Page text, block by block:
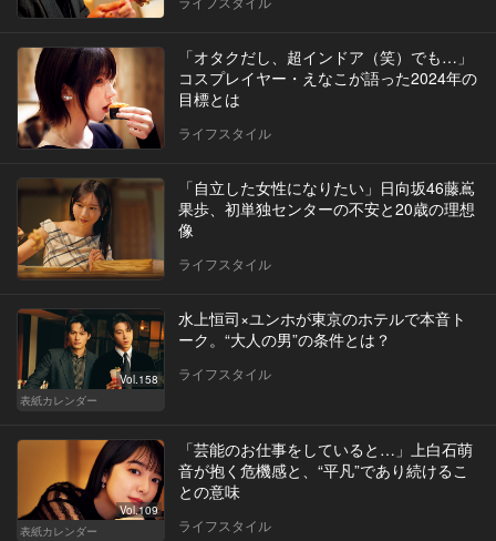
「オタクだし、超インドア（笑）でも…」
コスプレイヤー・えなこが語った2024年の
目標とは
ライフスタイル
「自立した女性になりたい」日向坂46藤嶌
果歩、初単独センターの不安と20歳の理想
像
ライフスタイル
Vol.158
表紙カレンダー
水上恒司×ユンホが東京のホテルで本音ト
ーク。“大人の男”の条件とは？
ライフスタイル
Vol.109
表紙カレンダー
「芸能のお仕事をしていると…」上白石萌
音が抱く危機感と、“平凡”であり続けるこ
との意味
ライフスタイル